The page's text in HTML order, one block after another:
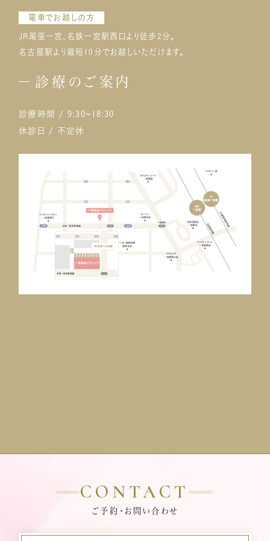
電車でお越しの方
JR尾張一宮、名鉄一宮駅西口より徒歩2分。
名古屋駅より最短10分でお越しいただけます。
診療のご案内
診療時間 / 9:30~18:30
休診日 / 不定休
CONTACT
ご予約・お問い合わせ